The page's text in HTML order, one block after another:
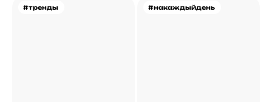
#тренды #накаждыйдень